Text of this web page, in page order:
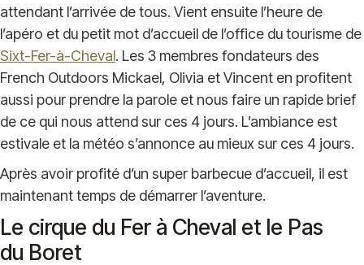
attendant l’arrivée de tous. Vient ensuite l’heure de
l’apéro et du petit mot d’accueil de l’office du tourisme de
Sixt-Fer-à-Cheval. Les 3 membres fondateurs des
French Outdoors Mickael, Olivia et Vincent en profitent
aussi pour prendre la parole et nous faire un rapide brief
de ce qui nous attend sur ces 4 jours. L’ambiance est
estivale et la météo s’annonce au mieux sur ces 4 jours.
Après avoir profité d’un super barbecue d’accueil, il est
maintenant temps de démarrer l’aventure.
Le cirque du Fer à Cheval et le Pas
du Boret